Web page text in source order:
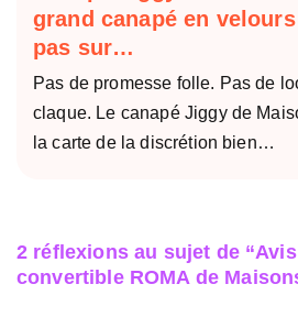
grand canapé en
pas sur…
Pas de promesse folle. Pas de
claque. Le canapé Jiggy de
la carte de la discrétion bien…
2 réflexions au sujet de
convertible ROMA de